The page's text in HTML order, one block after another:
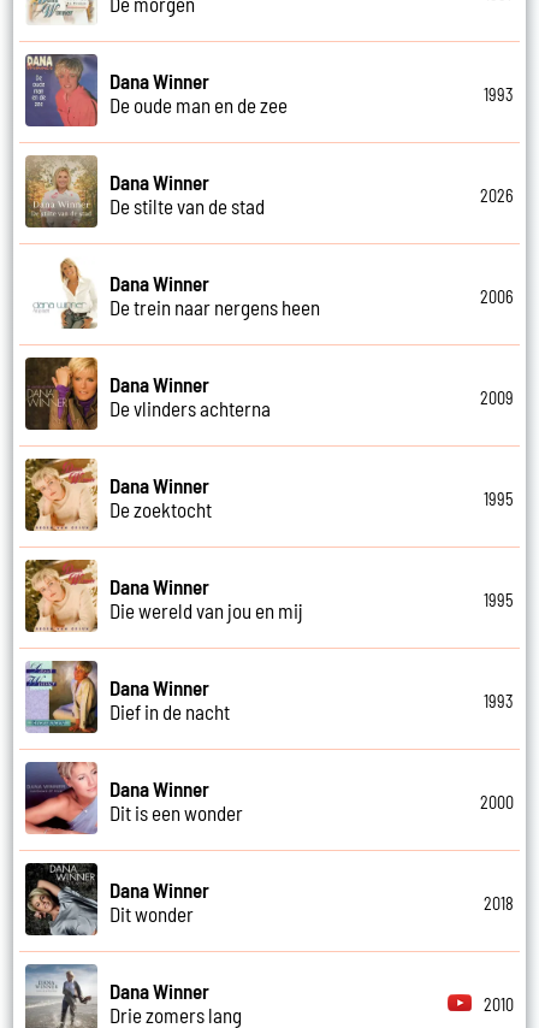
Dana Winner
De oude man en de zee
1993
Dana Winner
De stilte van de stad
2026
Dana Winner
De trein naar nergens heen
2006
Dana Winner
De vlinders achterna
2009
Dana Winner
De zoektocht
1995
Dana Winner
Die wereld van jou en mij
1995
Dana Winner
Dief in de nacht
1993
Dana Winner
Dit is een wonder
2000
Dana Winner
Dit wonder
2018
Dana Winner
Drie zomers lang
2010